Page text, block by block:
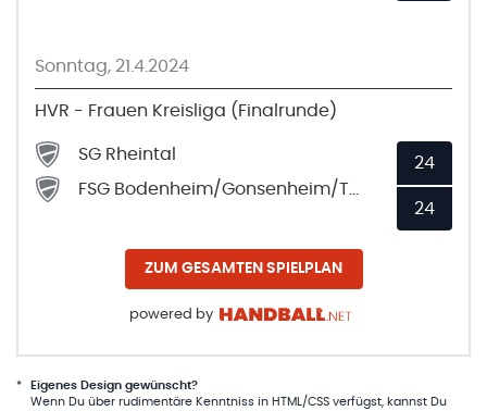
Sonntag, 21.4.2024
HVR - Frauen Kreisliga (Finalrunde)
SG Rheintal
24
24
ZUM GESAMTEN SPIELPLAN
powered by
*
Eigenes Design gewünscht?
Wenn Du über rudimentäre Kenntniss in HTML/CSS verfügst, kannst Du